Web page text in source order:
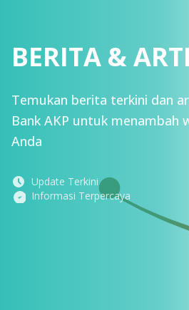
BERITA &
Temukan berita terkini dan
Bank AKP untuk menambah
Anda
Update Terkini
Informasi Terpercaya